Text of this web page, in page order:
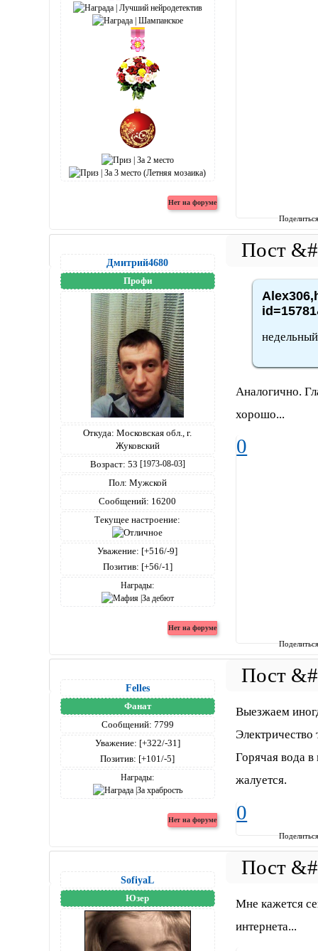
Дмитрий4680
Профи
Откуда: Московская обл., г.
Жуковский
Возраст: 53 [1973-08-03]
Пол: Мужской
Сообщений: 16200
Текущее настроение:
Уважение: [+516/-9]
Позитив: [+56/-1]
Награды:
Аналогично.
хорошо...
0
Felles
Фанат
Сообщений: 7799
Уважение: [+322/-31]
Позитив: [+101/-5]
Награды:
Выезжаем
Горячая вода в
жалуется.
0
SofiyaL
Юзер
Мне кажется
интернета...